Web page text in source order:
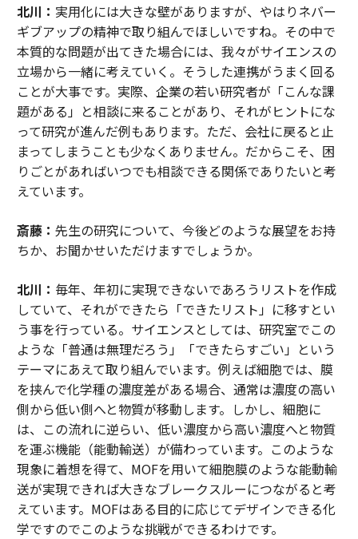
北川： 実用化には大きな壁がありますが、やはりネバー
ギブアップの精神で取り組んでほしいですね。その中で
本質的な問題が出てきた場合には、我々がサイエンスの
立場から一緒に考えていく。そうした連携がうまく回る
ことが大事です。実際、企業の若い研究者が「こんな課
題がある」と相談に来ることがあり、それがヒントにな
って研究が進んだ例もあります。ただ、会社に戻ると止
まってしまうことも少なくありません。だからこそ、困
りごとがあればいつでも相談できる関係でありたいと考
えています。
斎藤： 先生の研究について、今後どのような展望をお持
ちか、お聞かせいただけますでしょうか。
北川： 毎年、年初に実現できないであろうリストを作成
していて、それができたら「できたリスト」に移すとい
う事を行っている。サイエンスとしては、研究室でこの
ような「普通は無理だろう」「できたらすごい」という
テーマにあえて取り組んでいます。例えば細胞では、膜
を挟んで化学種の濃度差がある場合、通常は濃度の高い
側から低い側へと物質が移動します。しかし、細胞に
は、この流れに逆らい、低い濃度から高い濃度へと物質
を運ぶ機能（能動輸送）が備わっています。このような
現象に着想を得て、MOFを用いて細胞膜のような能動輸
送が実現できれば大きなブレークスルーにつながると考
えています。MOFはある目的に応じてデザインできる化
学ですのでこのような挑戦ができるわけです。